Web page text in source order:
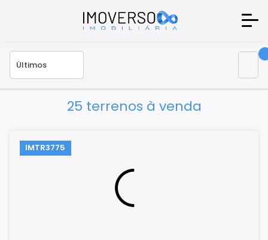
25 terrenos à venda
IMTR3775